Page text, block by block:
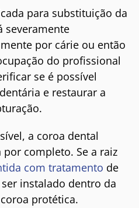
para substituição da
severamente
por cárie ou então
do profissional
se é possível
e restaurar a
a coroa dental
completo. Se a raiz
com tratamento de
instalado dentro da
protética.